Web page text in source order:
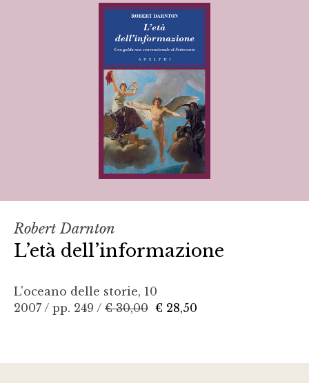
Robert Darnton
L’età dell’informazione
L'oceano delle storie, 10
2007 / pp. 249 / € 30,00 € 28,50